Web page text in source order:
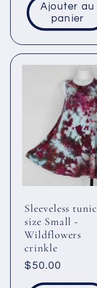
Ajouter au
panier
Sleeveless tunic
size Small -
Wildflowers
crinkle
Prix
habituel
$50.00